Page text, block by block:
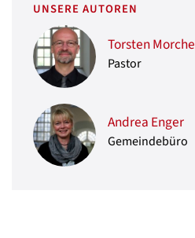
UNSERE AUTOREN
Torsten Morche
Pastor
Andrea Enger
Gemeindebüro